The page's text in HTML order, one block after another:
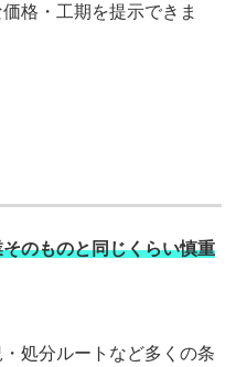
格・工期を提示できま
のものと同じくらい慎重
処分ルートなど多くの条